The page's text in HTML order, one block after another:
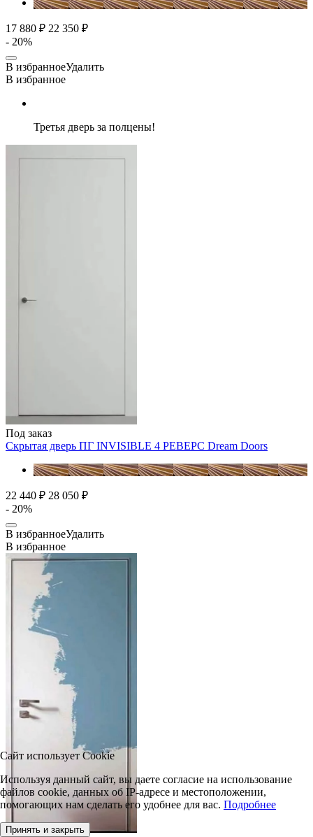
Сайт использует Cookie
Используя данный сайт, вы даете согласие на использование
файлов cookie, данных об IP-адресе и местоположении,
помогающих нам сделать его удобнее для вас. Подробнее
Принять и закрыть
17 880 ₽ 22 350 ₽
- 20%
В избранноеУдалить
В избранное
Третья дверь за полцены!
Под заказ
Скрытая дверь ПГ INVISIBLE 4 РЕВЕРС Dream Doors
22 440 ₽ 28 050 ₽
- 20%
В избранноеУдалить
В избранное